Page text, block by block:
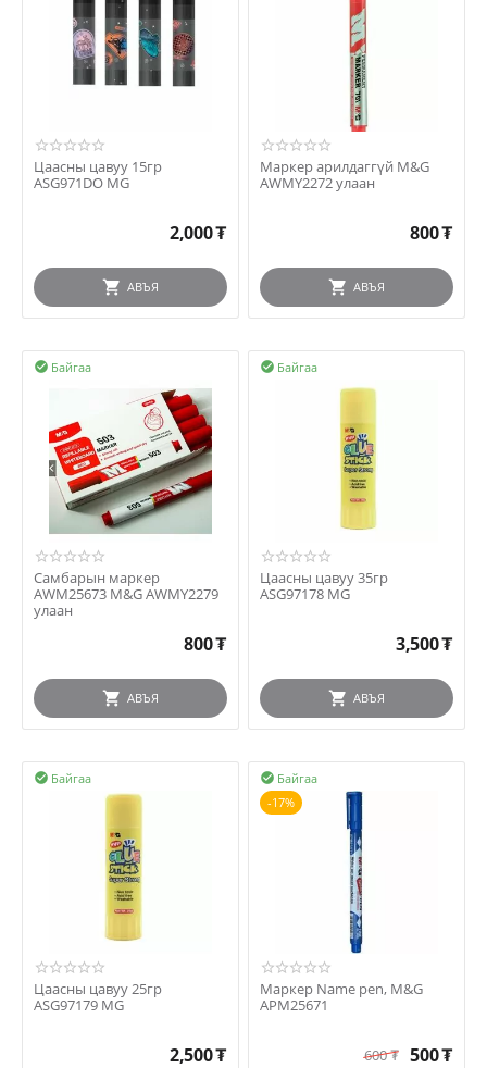
Цаасны цавуу 15гр
ASG971DO MG
2,000₮
АВЪЯ
Mаркер арилдаггүй M&G
AWMY2272 улаан
800₮
АВЪЯ
Байгаа

Самбарын маркер
AWM25673 M&G AWMY2279
улаан
800₮
АВЪЯ
Байгаа

Цаасны цавуу 35гр
ASG97178 MG
3,500₮
АВЪЯ
Байгаа

Цаасны цавуу 25гр
ASG97179 MG
2,500₮
Байгаа

-17%
Маркер Name pen, M&G
APM25671
600₮ 500₮